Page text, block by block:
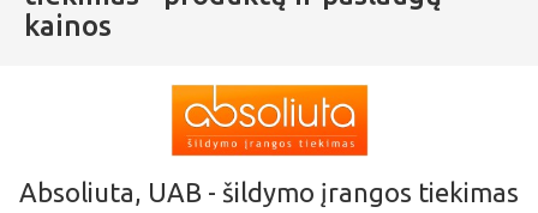
kainos
Absoliuta, UAB - šildymo įrangos tiekimas